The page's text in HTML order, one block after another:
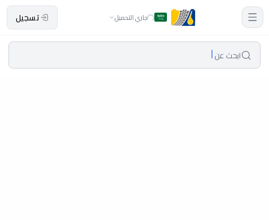
جاري التحميل تسجيل
ابحث عن